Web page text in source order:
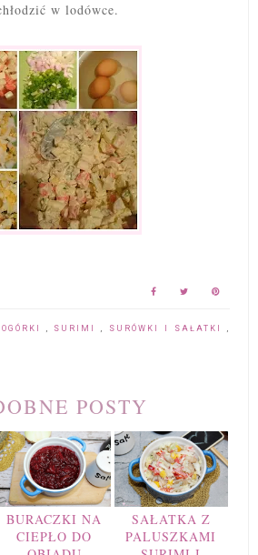
w lodówce.
OGÓRKI , SURIMI, SURÓWKI I SAŁATKI,
POSTY
BURACZKI NA
CIEPŁO DO
SAŁATKA Z
PALUSZKAMI